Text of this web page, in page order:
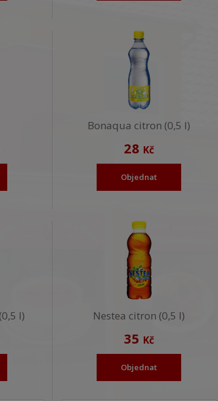
Bonaqua citron (0,5 l)
28 Kč
Objednat
l) Nestea citron (0,5 l)
35 Kč
Objednat